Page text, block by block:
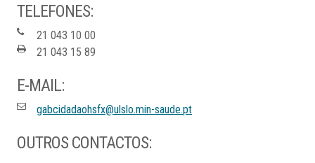
TELEFONES:
21 043 10 00
21 043 15 89
E-MAIL:
gabcidadaohsfx@ulslo.min-saude.pt
OUTROS CONTACTOS: